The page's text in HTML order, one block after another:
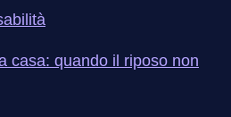
casa: quando il riposo non